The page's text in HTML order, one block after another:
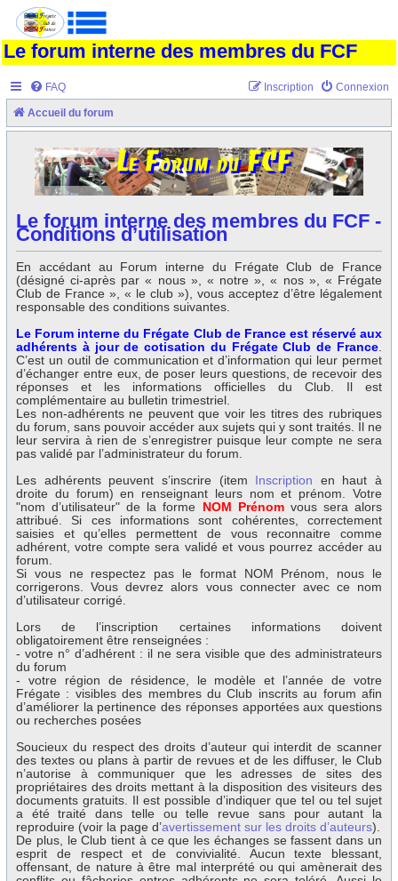
Le forum interne des membres du FCF
FAQ Connexion
Inscription
Accueil du forum
Le forum interne des membres du FCF -
Conditions d’utilisation
En accédant au Forum interne du Frégate Club de France
(désigné ci-après par « nous », « notre », « nos », « Frégate
Club de France », « le club »), vous acceptez d’être légalement
responsable des conditions suivantes.
Le Forum interne du Frégate Club de France est réservé aux
adhérents à jour de cotisation du Frégate Club de France
C’est un outil de communication et d’information qui leur permet
d’échanger entre eux, de poser leurs questions, de recevoir des
réponses et les informations officielles du Club. Il est
complémentaire au bulletin trimestriel.
Les non-adhérents ne peuvent que voir les titres des rubriques
du forum, sans pouvoir accéder aux sujets qui y sont traités. Il ne
leur servira à rien de s’enregistrer puisque leur compte ne sera
pas validé par l’administrateur du forum.
Les adhérents peuvent s’inscrire (item Inscription en haut à
droite du forum) en renseignant leurs nom et prénom. Votre
"nom d’utilisateur" de la forme NOM Prénomvous sera alors
attribué. Si ces informations sont cohérentes, correctement
saisies et qu’elles permettent de vous reconnaitre comme
adhérent, votre compte sera validé et vous pourrez accéder au
forum.
Si vous ne respectez pas le format NOM Prénom, nous le
corrigerons. Vous devrez alors vous connecter avec ce nom
d’utilisateur corrigé.
Lors de l’inscription certaines informations doivent
obligatoirement être renseignées :
- votre n° d’adhérent : il ne sera visible que des administrateurs
du forum
- votre région de résidence, le modèle et l’année de votre
Frégate : visibles des membres du Club inscrits au forum afin
d’améliorer la pertinence des réponses apportées aux questions
ou recherches posées
Soucieux du respect des droits d’auteur qui interdit de scanner
des textes ou plans à partir de revues et de les diffuser, le Club
n’autorise à communiquer que les adresses de sites des
propriétaires des droits mettant à la disposition des visiteurs des
documents gratuits. Il est possible d’indiquer que tel ou tel sujet
a été traité dans telle ou telle revue sans pour autant la
reproduire (voir la page d’avertissement sur les droits d’auteurs).
De plus, le Club tient à ce que les échanges se fassent dans un
esprit de respect et de convivialité. Aucun texte blessant,
offensant, de nature à être mal interprété ou qui amènerait des